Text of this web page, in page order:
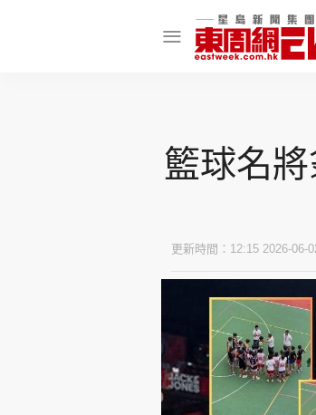
話題人物
東周食玩通
樂在灣區
飲食玩樂
籃球名
更新時間：12:15 2026-06-